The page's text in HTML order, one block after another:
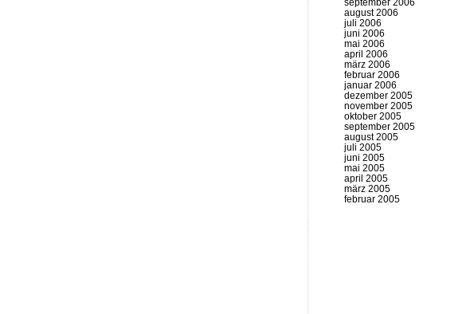
september 2006
august 2006
juli 2006
juni 2006
mai 2006
april 2006
märz 2006
februar 2006
januar 2006
dezember 2005
november 2005
oktober 2005
september 2005
august 2005
juli 2005
juni 2005
mai 2005
april 2005
märz 2005
februar 2005